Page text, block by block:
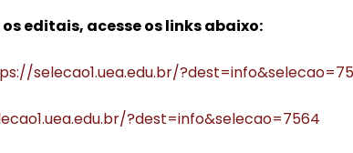
editais, acesse os links abaixo:
selecao1.uea.edu.br/
?dest=info&selecao=7564